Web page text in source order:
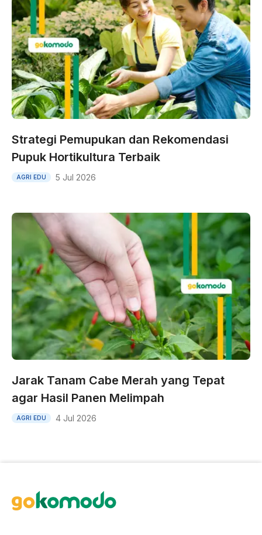
Strategi Pemupukan dan Rekomendasi
Pupuk Hortikultura Terbaik
AGRI EDU 5 Jul 2026
Jarak Tanam Cabe Merah yang Tepat
agar Hasil Panen Melimpah
AGRI EDU 4 Jul 2026